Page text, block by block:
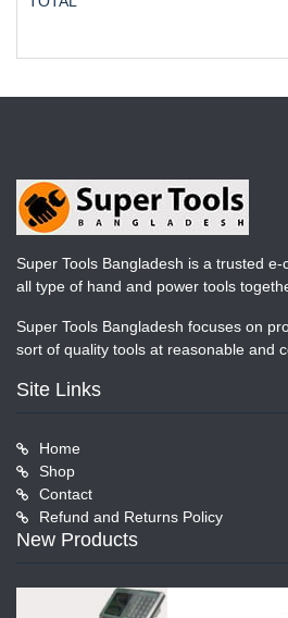
Super Tools Bangladesh is a trusted
all type of hand and power tools
Super Tools Bangladesh focuses on
sort of quality tools at reasonable and
Site Links
Home
Shop
Contact
Refund and Returns Policy
New Products